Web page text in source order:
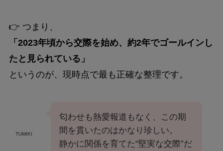
👉 つまり、
「2023年頃から交際を始め、約2年でゴールインし
たと見られている」
というのが、現時点で最も正確な整理です。
TUMIKI
匂わせも熱愛報道もなく、この期
間を貫いたのはかなり珍しい。
静かに関係を育てた“堅実な交際”だ